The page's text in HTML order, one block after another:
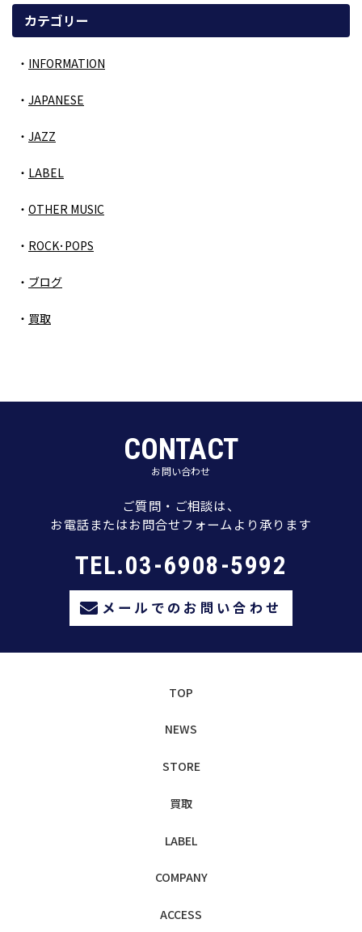
カテゴリー
INFORMATION
JAPANESE
JAZZ
LABEL
OTHER MUSIC
ROCK･POPS
ブログ
買取
CONTACT
お問い合わせ
ご質問・ご相談は、
お電話またはお問合せフォームより承ります
TEL.03-6908-5992
メールでのお問い合わせ
TOP
NEWS
STORE
買取
LABEL
COMPANY
ACCESS